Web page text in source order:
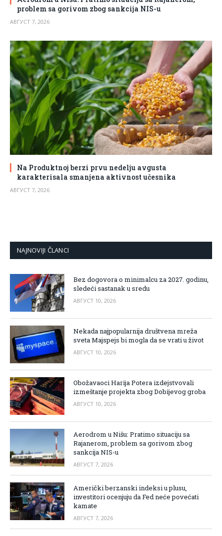
problem sa gorivom zbog sankcija NIS-u
АВГУСТ 7, 2026
Na Produktnoj berzi prvu nedelju avgusta
karakterisala smanjena aktivnost učesnika
АВГУСТ 7, 2026
NAJNOVIJI ČLANCI
Bez dogovora o minimalcu za 2027. godinu,
sledeći sastanak u sredu
АВГУСТ 10, 2026
Nekada najpopularnija društvena mreža
sveta Majspejs bi mogla da se vrati u život
АВГУСТ 10, 2026
Obožavaoci Harija Potera izdejstvovali
izmeštanje projekta zbog Dobijevog groba
АВГУСТ 10, 2026
Aerodrom u Nišu: Pratimo situaciju sa
Rajanerom, problem sa gorivom zbog
sankcija NIS-u
АВГУСТ 7, 2026
Američki berzanski indeksi u plusu,
investitori ocenjuju da Fed neće povećati
kamate
АВГУСТ 7, 2026